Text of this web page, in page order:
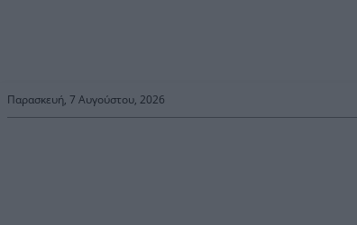
Παρασκευή, 7 Αυγούστου, 2026